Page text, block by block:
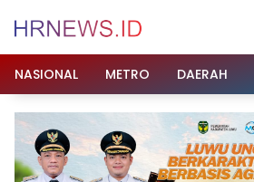
NASIONAL
METRO DAERAH